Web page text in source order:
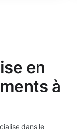
en
à
dans le